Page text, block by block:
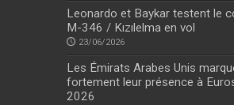
Leonardo et Baykar testent le
M-346 / Kızılelma en vol
23/06/2026
Les Émirats Arabes Unis
fortement leur présence à
2026